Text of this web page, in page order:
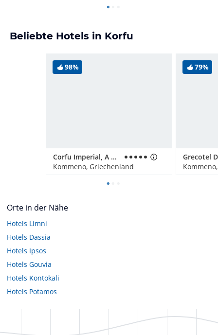
Beliebte Hotels in Korfu
98%
Corfu Imperial, A Grecotel Resort To Live
Kommeno, Griechenland
79%
Orte in der Nähe
Hotels Limni
Hotels Dassia
Hotels Ipsos
Hotels Gouvia
Hotels Kontokali
Hotels Potamos